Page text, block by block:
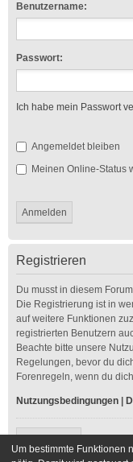
Benutzername:
Passwort:
Ich habe mein Passwort
Angemeldet bleiben
Meinen Online-Status
Registrieren
Du musst in diesem
Die Registrierung ist in
auf weitere Funktionen
registrierten Benutzern
Beachte bitte unsere
Regelungen, bevor du
Forenregeln, wenn du
Nutzungsbedingungen
Um bestimmte Funktionen